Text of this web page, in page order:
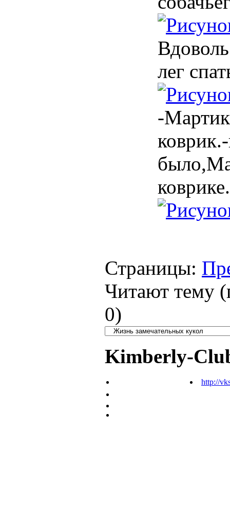
лег
-
коврике.
Страницы:
Читают тему
0)
Kimberly-
http://